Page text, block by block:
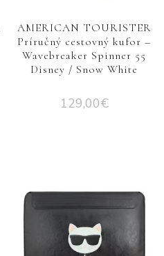
AMERICAN TOURISTER
Príručný cestovný kufor –
Wavebreaker Spinner 55
Disney / Snow White
129,00€